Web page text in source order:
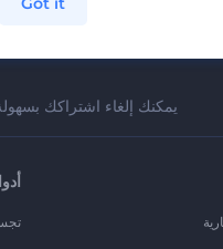
يمكنك إلغاء اشتراكك